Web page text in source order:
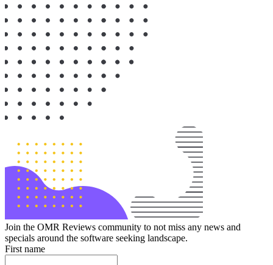
Join the OMR Reviews community to not miss any news and
specials around the software seeking landscape.
First name